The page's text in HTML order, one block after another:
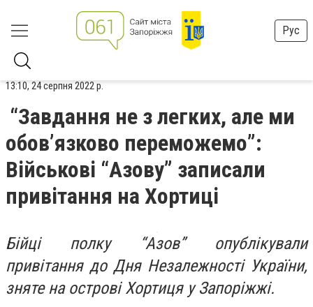
Рус
13:10, 24 серпня 2022 р.
“Завдання не з легких, але ми
обов’язково переможемо”:
Військові “Азову” записали
привітання на Хортиці
Бійці полку “Азов” опублікували
привітання до Дня Незалежності України,
зняте на острові Хортиця у Запоріжжі.